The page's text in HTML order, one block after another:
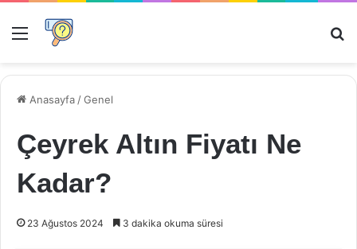
Menü
Anasayfa /Genel
Çeyrek Altın Fiyatı Ne
Kadar?
23 Ağustos 2024 3 dakika okuma süresi